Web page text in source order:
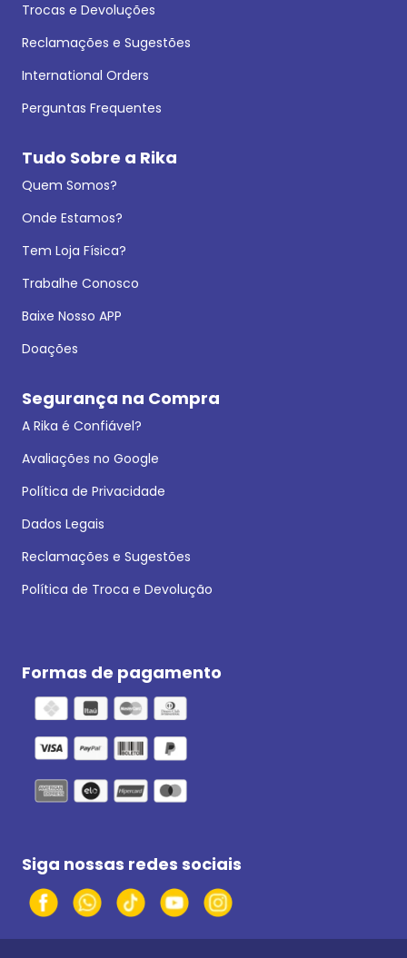
Trocas e Devoluções
Reclamações e Sugestões
International Orders
Perguntas Frequentes
Tudo Sobre a Rika
Quem Somos?
Onde Estamos?
Tem Loja Física?
Trabalhe Conosco
Baixe Nosso APP
Doações
Segurança na Compra
A Rika é Confiável?
Avaliações no Google
Política de Privacidade
Dados Legais
Reclamações e Sugestões
Política de Troca e Devolução
Formas de pagamento
Siga nossas redes sociais